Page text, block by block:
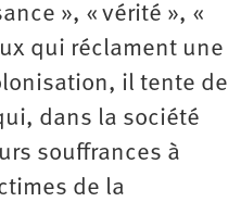
», « vérité », «
qui réclament une
il tente de
dans la société
souffrances à
de la